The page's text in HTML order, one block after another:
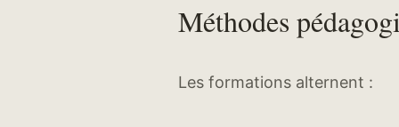
Méthodes
Les formations alternent :